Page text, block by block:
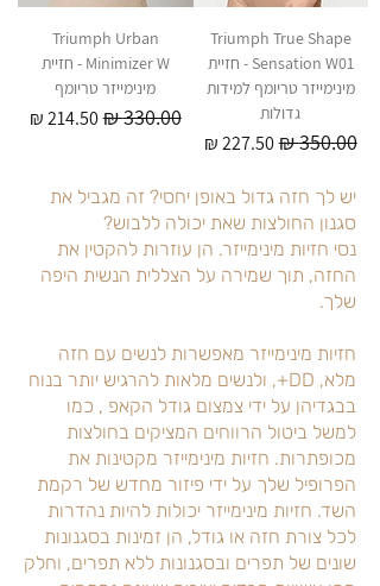
Triumph True Shape
Sensation W01 - חזיית
מינימייזר טריומף למידות
גדולות
מחיר רגיל‏350.00 ‏₪ מחיר מבצע‏227.50 ‏₪
Triumph Urban
Minimizer W - חזיית
מינימייזר טריומף
מחיר רגיל‏330.00 ‏₪ מחיר מבצע‏214.50 ‏₪
יש לך חזה גדול באופן יחסי? זה מגביל את
סגנון החולצות שאת יכולה ללבוש?
נסי חזיות מינימייזר. הן עוזרות להקטין את
החזה, תוך שמירה על הצללית הנשית היפה
שלך.
חזיות מינימייזר מאפשרות לנשים עם חזה
מלא, DD+, ולנשים מלאות להרגיש יותר בנוח
בבגדיהן על ידי צמצום גודל הקאפ , כמו
למשל ביטול הרווחים המציקים בחולצות
מכופתרות. חזיות מינימייזר מקטינות את
הפרופיל שלך על ידי פיזור מחדש של רקמת
השד. חזיות מינימייזר יכולות להיות נהדרות
לכל צורת חזה או גודל, הן זמינות בסגנונות
שונים של תפרים ובסגנונות ללא תפרים, וחלק